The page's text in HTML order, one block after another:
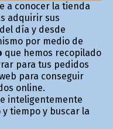
a conocer la tienda
adquirir sus
día y desde
por medio de
que hemos recopilado
para tus pedidos
para conseguir
online.
inteligentemente
tiempo y buscar la